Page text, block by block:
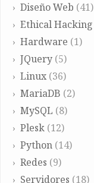
Diseño Web (41)
Ethical Hacking
Hardware (1)
JQuery (5)
Linux (36)
MariaDB (2)
MySQL (8)
Plesk (12)
Python (14)
Redes (9)
Servidores (18)